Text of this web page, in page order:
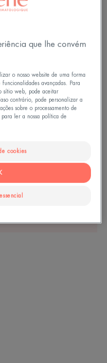
atópica é
por uma
familiar?
que lhe convém
o nosso website de uma forma
avançadas. Para
sítio web, pode aceitar
contrário, pode personalizar a
sobre o processamento de
ler a nossa política de
cookies